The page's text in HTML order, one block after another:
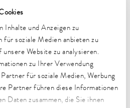
Inhalte und Anzeigen zu
für soziale Medien anbieten zu
Website zu analysieren.
zu Ihrer Verwendung
für soziale Medien, Werbung
Partner führen diese Informationen
Daten zusammen, die Sie ihnen